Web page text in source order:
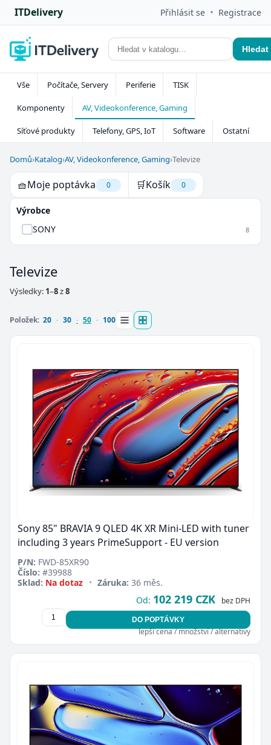
ITDelivery Přihlásit se • Registrace
Hledat
Vše Počítače, Servery Periferie TISK
Komponenty AV, Videokonference, Gaming
Síťové produkty Telefony, GPS, IoT Software Ostatní
Domů›Katalog›AV, Videokonference, Gaming›Televize
🧺Moje poptávka 0 🛒Košík 0
Výrobce
SONY
8
Televize
Výsledky: 1–8z8
Položek: 20 30 50 100
Sony 85" BRAVIA 9 QLED 4K XR Mini-LED with tuner
including 3 years PrimeSupport - EU version
P/N: FWD-85XR90
Číslo: #39988
Sklad: Na dotaz • Záruka: 36 měs.
Od: 102 219 CZK bez DPH
DO POPTÁVKY
lepší cena / množství / alternativy